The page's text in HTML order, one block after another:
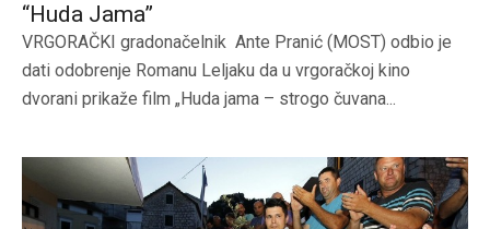
“Huda Jama”
VRGORAČKI gradonačelnik Ante Pranić (MOST) odbio je
dati odobrenje Romanu Leljaku da u vrgoračkoj kino
dvorani prikaže film „Huda jama – strogo čuvana...